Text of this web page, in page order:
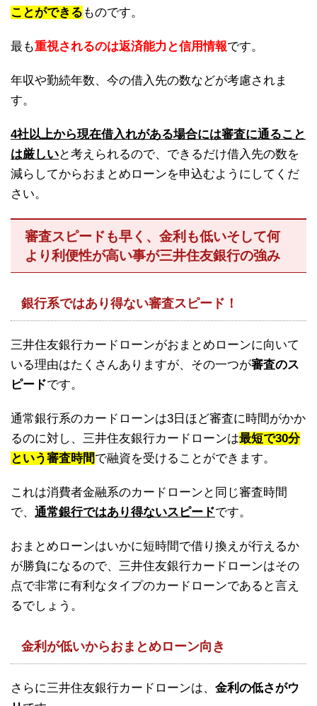
ことができる ものです。
最も重視されるのは返済能力と信用情報です。
年収や勤続年数、今の借入先の数などが考慮されま
す。
4社以上から現在借入れがある場合には審査に通ること
は厳しいと考えられるので、できるだけ借入先の数を
減らしてからおまとめローンを申込むようにしてくだ
さい。
審査スピードも早く、金利も低いそして何
より利便性が高い事が三井住友銀行の強み
銀行系ではあり得ない審査スピード！
三井住友銀行カードローンがおまとめローンに向いて
いる理由はたくさんありますが、その一つが審査のス
ピードです。
通常銀行系のカードローンは3日ほど審査に時間がかか
るのに対し、三井住友銀行カードローンは最短で30分
という審査時間で融資を受けることができます。
これは消費者金融系のカードローンと同じ審査時間
で、 通常銀行ではあり得ないスピードです。
おまとめローンはいかに短時間で借り換えが行えるか
が勝負になるので、三井住友銀行カードローンはその
点で非常に有利なタイプのカードローンであると言え
るでしょう。
金利が低いからおまとめローン向き
さらに三井住友銀行カードローンは、 金利の低さがウ